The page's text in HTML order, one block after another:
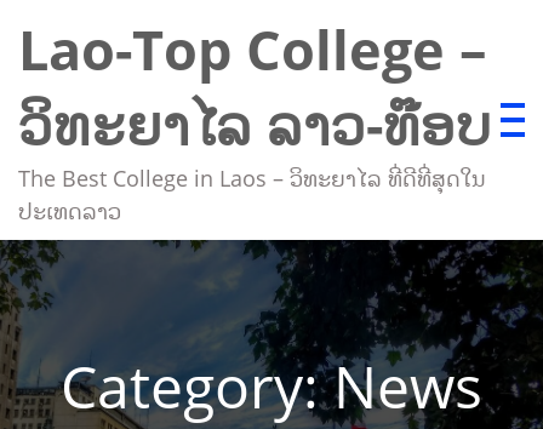
content
Lao-Top College –
ວິທະຍາໄລ ລາວ-ທ໊ອບ
The Best College in Laos – ວິທະຍາໄລ ທີ່ດີທີ່ສຸດໃນ
ປະເທດລາວ
Category:News